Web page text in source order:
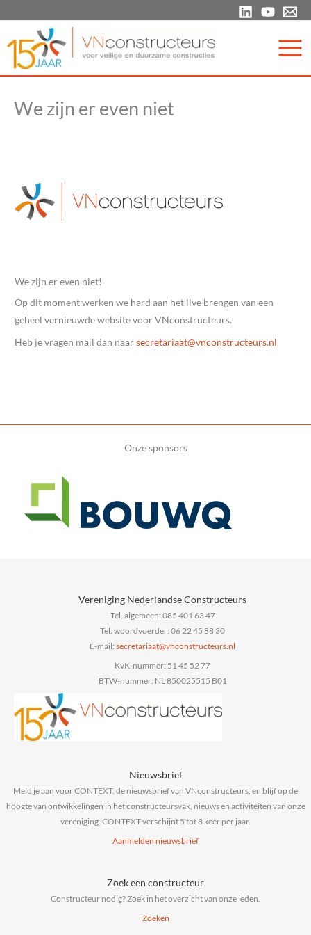
de
inhoud
We zijn er even niet
We zijn er even niet!
Op dit moment werken we hard aan het live brengen van een
geheel vernieuwde website voor VNconstructeurs.
Heb je vragen mail dan naar
ln.sruetcurtsnocnv
@taairaterces
Onze sponsors
Vereniging Nederlandse Constructeurs
Tel. algemeen: 085 401 63 47
Tel. woordvoerder: 06 22 45 88 30
E-mail:
ln.sruetcurtsnocnv
@taairaterces
KvK-nummer: 51 45 52 77
BTW-nummer: NL 850025515 B01
Nieuwsbrief
Meld je aan voor CONTEXT, de nieuwsbrief van VNconstructeurs, en blijf op de
hoogte van ontwikkelingen in het constructeursvak, nieuws en activiteiten van onze
vereniging. CONTEXT verschijnt 5 tot 8 keer per jaar.
Aanmelden nieuwsbrief
Zoek een constructeur
Constructeur nodig? Zoek in het overzicht van onze leden.
Zoeken